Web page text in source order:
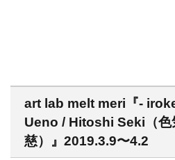
art lab melt meri『-
Ueno / Hitoshi Seki（色
慈）』2019.3.9〜4.2